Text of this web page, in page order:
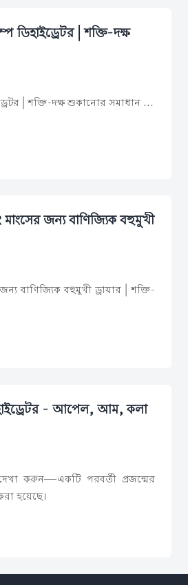
ডিহাইড্রেটর | শক্তি-দক্ষ
| শক্তি-দক্ষ শুকানোর সমাধান ...
জন্য বাণিজ্যিক বহুমুখী
বাণিজ্যিক বহুমুখী ড্রায়ার | শক্তি-
- আপেল, আম, কলা
দেখা করুন—একটি পরবর্তী প্রজন্মের
হয়েছে।